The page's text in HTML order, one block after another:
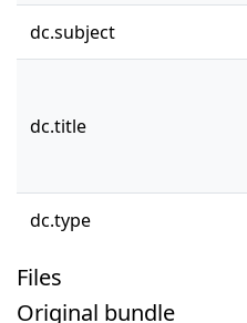
dc.subject
dc.title
dc.type
Files
Original bundle